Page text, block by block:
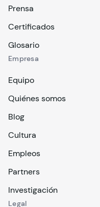
Prensa
Certificados
Glosario
Empresa
Equipo
Quiénes somos
Blog
Cultura
Empleos
Partners
Investigación
Legal